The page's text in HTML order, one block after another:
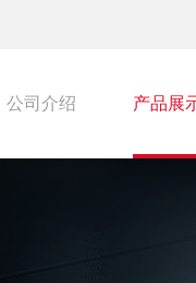
公司介绍 产品展